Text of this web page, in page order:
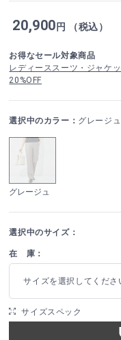
20,900円 （税込）
お得なセール対象商品
レディーススーツ・ジャケ
20%OFF
選択中のカラー： グレージュ
グレージュ
選択中のサイズ：
在 庫：
サイズを選択してくださ
サイズスペック